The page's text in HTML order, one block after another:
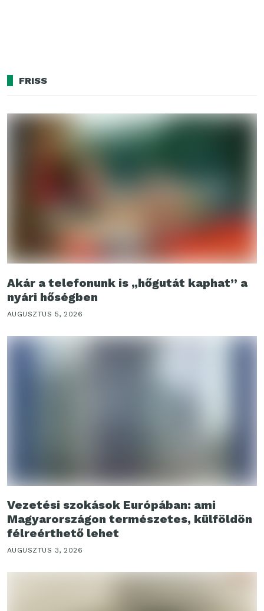
FRISS
Akár a telefonunk is „hőgutát kaphat” a
nyári hőségben
AUGUSZTUS 5, 2026
Vezetési szokások Európában: ami
Magyarországon természetes, külföldön
félreérthető lehet
AUGUSZTUS 3, 2026